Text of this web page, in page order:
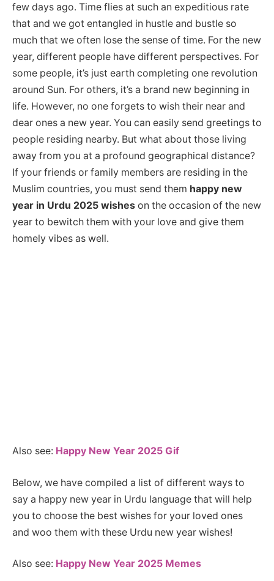
few days ago. Time flies at such an expeditious rate
that and we got entangled in hustle and bustle so
much that we often lose the sense of time. For the new
year, different people have different perspectives. For
some people, it’s just earth completing one revolution
around Sun. For others, it’s a brand new beginning in
life. However, no one forgets to wish their near and
dear ones a new year. You can easily send greetings to
people residing nearby. But what about those living
away from you at a profound geographical distance?
If your friends or family members are residing in the
Muslim countries, you must send them happy new
year in Urdu 2025 wishes on the occasion of the new
year to bewitch them with your love and give them
homely vibes as well.
Also see: Happy New Year 2025 Gif
Below, we have compiled a list of different ways to
say a happy new year in Urdu language that will help
you to choose the best wishes for your loved ones
and woo them with these Urdu new year wishes!
Also see: Happy New Year 2025 Memes